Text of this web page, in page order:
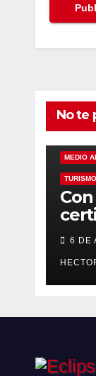
No te
MEDIO
TURISMO
6 DE